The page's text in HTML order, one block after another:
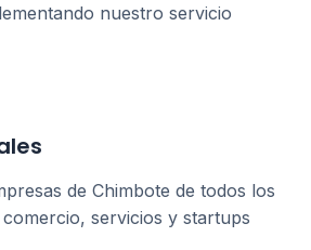
nuestro servicio
de Chimbote de todos los
servicios y startups